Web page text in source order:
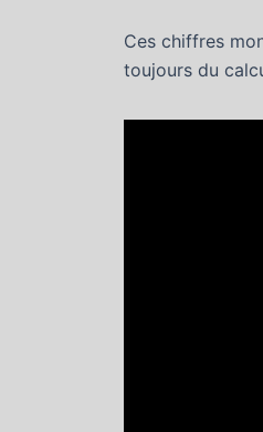
Ces chiffres
toujours du